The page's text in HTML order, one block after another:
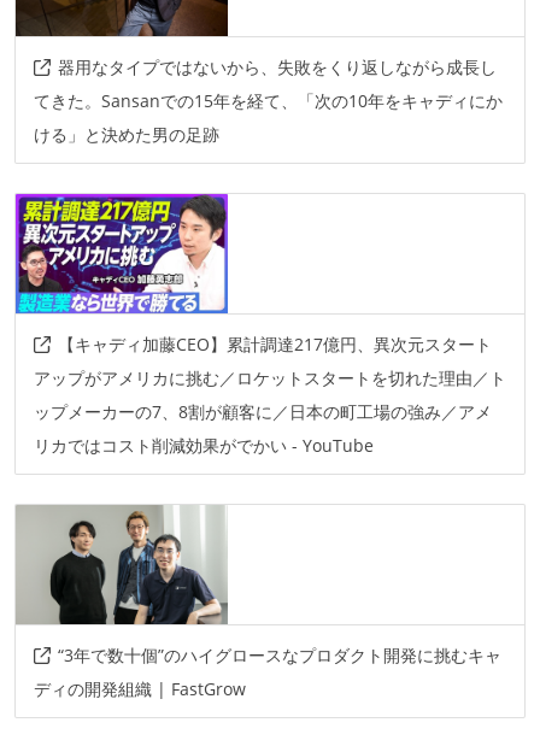
器用なタイプではないから、失敗をくり返しながら成長し
てきた。Sansanでの15年を経て、「次の10年をキャディにか
ける」と決めた男の足跡
【キャディ加藤CEO】累計調達217億円、異次元スタート
アップがアメリカに挑む／ロケットスタートを切れた理由／ト
ップメーカーの7、8割が顧客に／日本の町工場の強み／アメ
リカではコスト削減効果がでかい - YouTube
“3年で数十個”のハイグロースなプロダクト開発に挑むキャ
ディの開発組織 | FastGrow